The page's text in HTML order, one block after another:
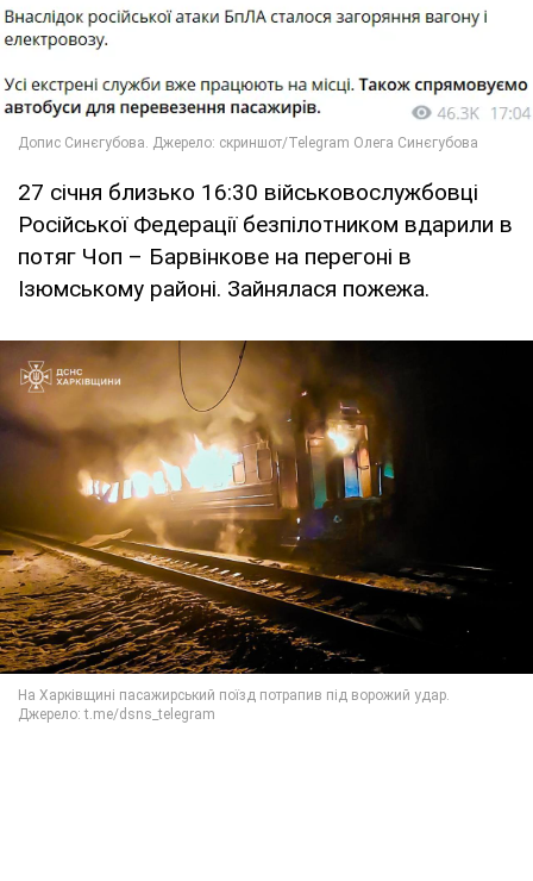
27 січня близько 16:30 військовослужбовці
Російської Федерації безпілотником вдарили в
потяг Чоп – Барвінкове на перегоні в
Ізюмському районі. Зайнялася пожежа.